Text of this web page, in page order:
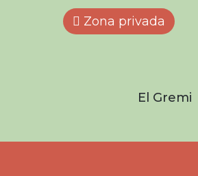
El Gremi
Zona privada